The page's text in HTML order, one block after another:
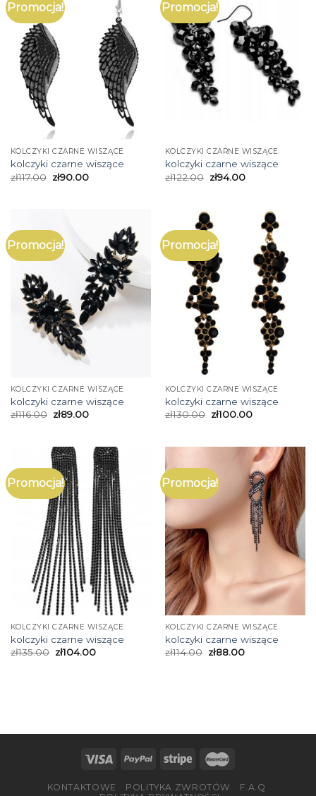
Promocja!
KOLCZYKI CZARNE WISZĄCE
kolczyki czarne wiszące
zł117.00 zł90.00
Promocja!
KOLCZYKI CZARNE WISZĄCE
kolczyki czarne wiszące
zł122.00 zł94.00
Promocja!
KOLCZYKI CZARNE WISZĄCE
kolczyki czarne wiszące
zł116.00 zł89.00
Promocja!
KOLCZYKI CZARNE WISZĄCE
kolczyki czarne wiszące
zł130.00 zł100.00
Promocja!
KOLCZYKI CZARNE WISZĄCE
kolczyki czarne wiszące
zł135.00 zł104.00
Promocja!
KOLCZYKI CZARNE WISZĄCE
kolczyki czarne wiszące
zł114.00 zł88.00
KONTAKTOWE POLITYKA ZWROTÓW
F.A.Q